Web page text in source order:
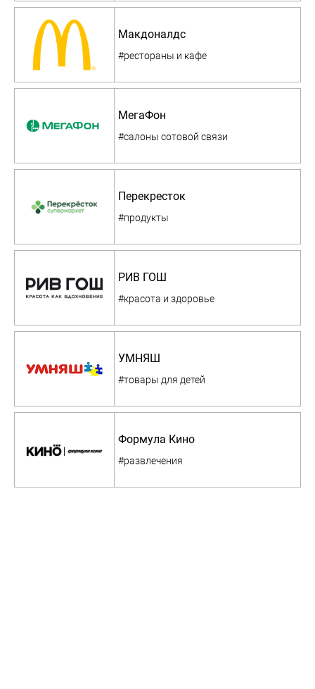
Макдоналдс
#рестораны и кафе
МегаФон
#салоны сотовой связи
Перекресток
#продукты
РИВ ГОШ
#красота и здоровье
УМНЯШ
#товары для детей
Формула Кино
#развлечения